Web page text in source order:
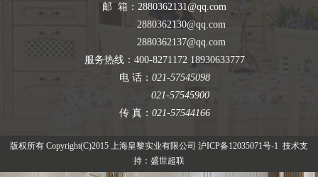
邮 箱：2880362131@qq.com
2880362130@qq.com
2880362137@qq.com
服务热线：400-8271172 18930633777
电 话： 021-57545098
021-57545900
传 真： 021-57544166
版权所有 Copyright(C)2015 上海皇黎实业有限公司 沪ICP备12035071号-1 技术支
持： 盛世超联